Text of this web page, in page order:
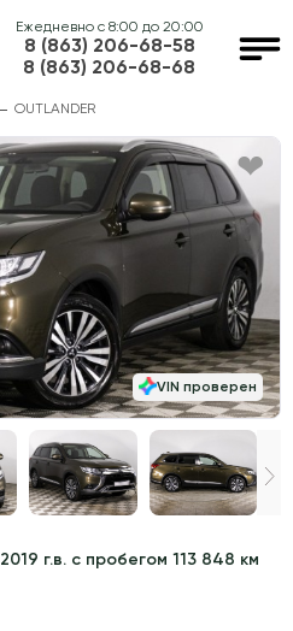
Ежедневно с 8:00 до 20:00
8 (863) 206-68-58
8 (863) 206-68-68
OUTLANDER
2019 г.в. с пробегом 113 848 км
VIN проверен